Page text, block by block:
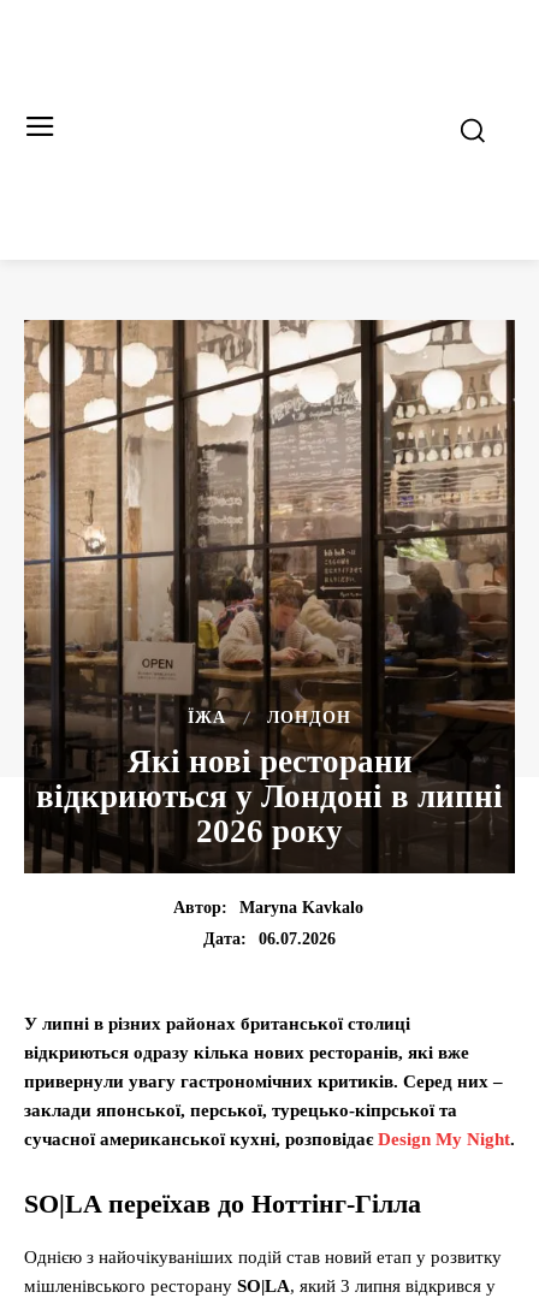
ЇЖА ЛОНДОН
Які нові ресторани
відкриються у Лондоні в липні
2026 року
Автор:
Maryna Kavkalo
Дата:
06.07.2026
У липні в різних районах британської столиці
відкриються одразу кілька нових ресторанів, які вже
привернули увагу гастрономічних критиків. Серед них –
заклади японської, перської, турецько-кіпрської та
сучасної американської кухні, розповідаєDesign My Night.
SO|LA переїхав до Ноттінг-Гілла
Однією з найочікуваніших подій став новий етап у розвитку
мішленівського ресторану SO|LA, який 3 липня відкрився у